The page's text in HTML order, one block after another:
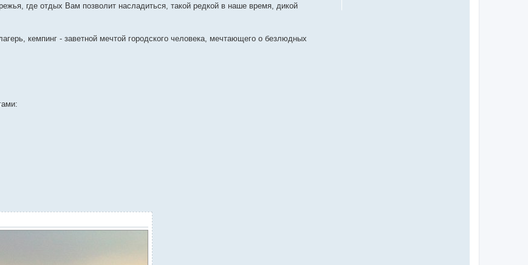
где отдых Вам позволит насладиться, такой редкой в наше время, дикой
кемпинг - заветной мечтой городского человека, мечтающего о безлюдных